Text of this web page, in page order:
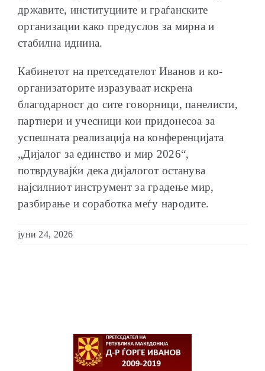
државите, институциите и граѓанските
организации како предуслов за мирна и
стабилна иднина.
Кабинетот на претседателот Иванов и ко-
организаторите изразуваат искрена
благодарност до сите говорници, панелисти,
партнери и учесници кои придонесоа за
успешната реализација на конференцијата
„Дијалог за единство и мир 2026“,
потврдувајќи дека дијалогот останува
најсилниот инструмент за градење мир,
разбирање и соработка меѓу народите.
јуни 24, 2026